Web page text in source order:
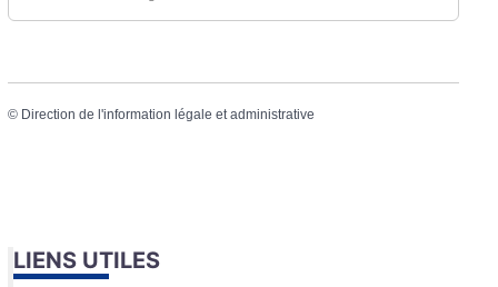
© Direction de l'information légale et administrative
LIENS UTILES